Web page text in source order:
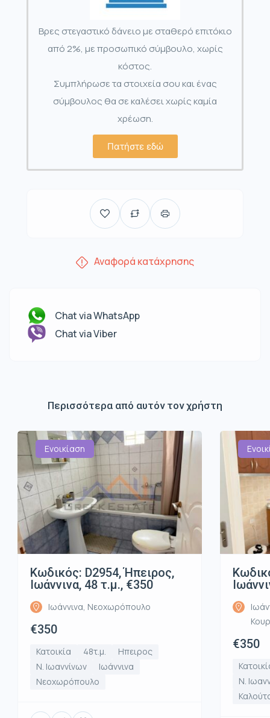
Βρες στεγαστικό δάνειο με σταθερό επιτόκιο
από 2%, με προσωπικό σύμβουλο, χωρίς
κόστος.
Συμπλήρωσε τα στοιχεία σου και ένας
σύμβουλος θα σε καλέσει χωρίς καμία
χρέωση.
Πατήστε εδώ
Αναφορά κατάχρησης
Chat via WhatsApp
Chat via Viber
Περισσότερα από αυτόν τον χρήστη
Ενοικίαση
Κωδικός: D2954, Ήπειρος,
Ιωάννινα, 48 τ.μ., €350
Ιωάννινα, Νεοχωρόπουλο
€350
Κατοικία 48τ.μ.
Ηπειρος
Ν. Ιωαννίνων
Ιωάννινα
Νεοχωρόπουλο
€350
Ν.